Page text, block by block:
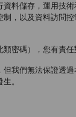
料儲存，運用技
，以及資料訪問
密碼），您有責
我們無法保證透
。